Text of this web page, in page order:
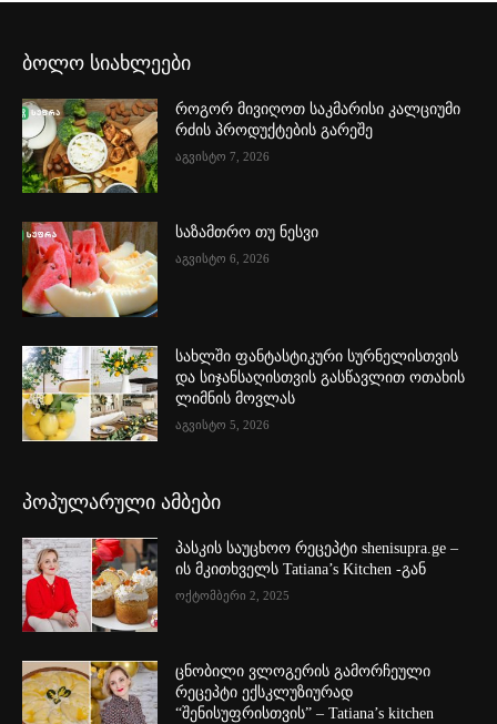
ბოლო სიახლეები
როგორ მივიღოთ საკმარისი კალციუმი
რძის პროდუქტების გარეშე
აგვისტო 7, 2026
საზამთრო თუ ნესვი
აგვისტო 6, 2026
სახლში ფანტასტიკური სურნელისთვის
და სიჯანსაღისთვის გასწავლით ოთახის
ლიმნის მოვლას
აგვისტო 5, 2026
პოპულარული ამბები
პასკის საუცხოო რეცეპტი shenisupra.ge –
ის მკითხველს Tatiana’s Kitchen -გან
ოქტომბერი 2, 2025
ცნობილი ვლოგერის გამორჩეული
რეცეპტი ექსკლუზიურად
“შენისუფრისთვის” – Tatiana’s kitchen